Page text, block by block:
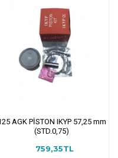
AGK PİSTON IKYP 57,25 mm
(STD.0,75)
759,35TL